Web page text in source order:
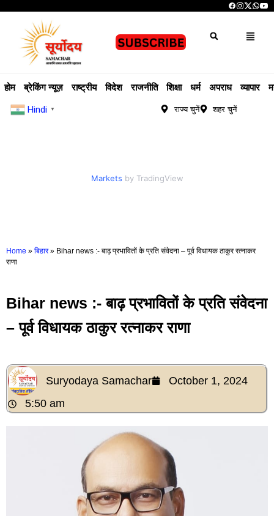
होम ब्रेकिंग न्यूज़ राष्ट्रीय विदेश राजनीति शिक्षा धर्म अपराध व्यापार
Hindi ▼ राज्य चुनें शहर चुनें
Markets by TradingView
Home » बिहार » Bihar news :- बाढ़ प्रभावितों के प्रति संवेदना – पूर्व विधायक ठाकुर रत्नाकर
राणा
Bihar news :- बाढ़ प्रभावितों के प्रति संवेदना
– पूर्व विधायक ठाकुर रत्नाकर राणा
Suryodaya Samachar
October 1, 2024
5:50 am